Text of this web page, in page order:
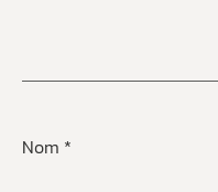
Nom *